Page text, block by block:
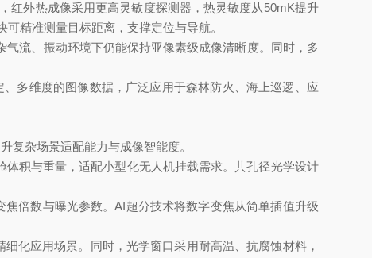
外热成像采用更高灵敏度探测器，热灵敏度从50mK提升
精准测量目标距离，支撑定位与导航。
流、振动环境下仍能保持亚像素级成像清晰度。同时，多
多维度的图像数据，广泛应用于森林防火、海上巡逻、应
杂场景适配能力与成像智能度。
积与重量，适配小型化无人机挂载需求。共孔径光学设计
倍数与曝光参数。AI超分技术将数字变焦从简单插值升级
应用场景。同时，光学窗口采用耐高温、抗腐蚀材料，